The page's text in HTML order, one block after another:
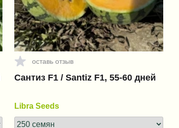
оставь отзыв
Сантиз F1 / Santiz F1, 55-60 дней
Libra Seeds